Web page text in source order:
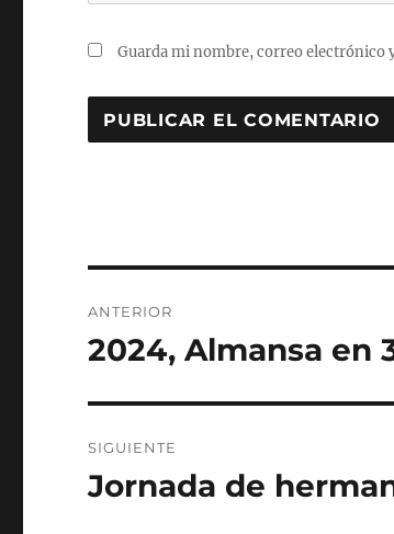
Guarda mi nombre, correo electrónico
de
ANTERIOR
Entrada
2024, Almansa en
SIGUIENTE
Entrada
Jornada de